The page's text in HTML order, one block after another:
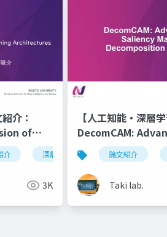
in-context learning task vector
介：
of
介 深層学習 人工知能
3K
【人工知能・深層
DecomCAM:
Saliency Maps
Decomposition
論文紹介
Taki lab.